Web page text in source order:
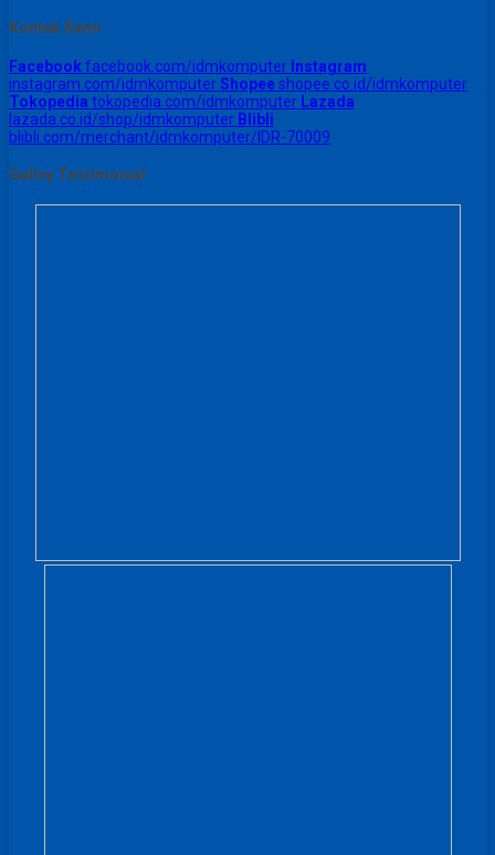
Kontak Kami
Facebook facebook.com/idmkomputer Instagram
instagram.com/idmkomputerShopeeshopee.co.id/idmkomputer
Tokopedia tokopedia.com/idmkomputer Lazada
lazada.co.id/shop/idmkomputer Blibli
blibli.com/merchant/idmkomputer/IDR-70009
Galley Testimonial